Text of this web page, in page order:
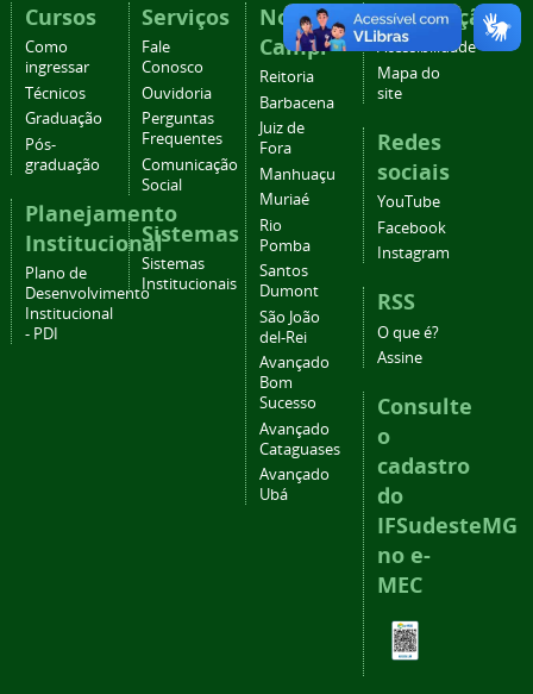
Cursos
Como
ingressar
Técnicos
Graduação
Pós-
graduação
Planejamento
Institucional
Plano de
Desenvolvimento
Institucional
- PDI
Serviços
Fale
Conosco
Ouvidoria
Perguntas
Frequentes
Comunicação
Social
Sistemas
Sistemas
Institucionais
Nossos
Campi
Reitoria
Barbacena
Juiz de
Fora
Manhuaçu
Muriaé
Rio
Pomba
Santos
Dumont
São João
del-Rei
Avançado
Bom
Sucesso
Avançado
Cataguases
Avançado
Ubá
Navegação
Acessibilidade
Mapa do
site
Redes
sociais
YouTube
Facebook
Instagram
RSS
O que é?
Assine
Consulte
o
cadastro
do
IFSudesteMG
no e-
MEC